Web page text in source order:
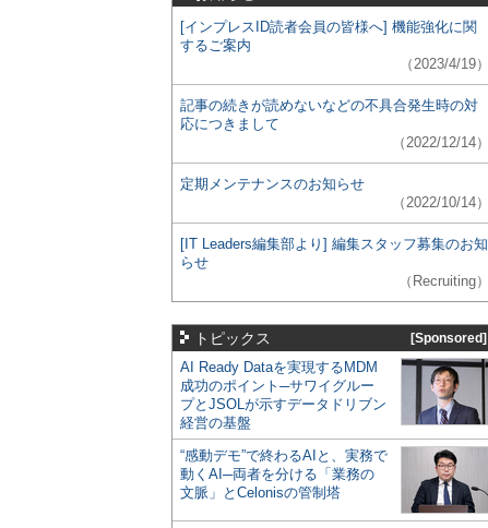
[インプレスID読者会員の皆様へ] 機能強化に関
するご案内
（2023/4/19）
記事の続きが読めないなどの不具合発生時の対
応につきまして
（2022/12/14）
定期メンテナンスのお知らせ
（2022/10/14）
[IT Leaders編集部より] 編集スタッフ募集のお知
らせ
（Recruiting）
トピックス [Sponsored]
AI Ready Dataを実現するMDM
成功のポイント─サワイグルー
プとJSOLが示すデータドリブン
経営の基盤
“感動デモ”で終わるAIと、実務で
動くAI─両者を分ける「業務の
文脈」とCelonisの管制塔